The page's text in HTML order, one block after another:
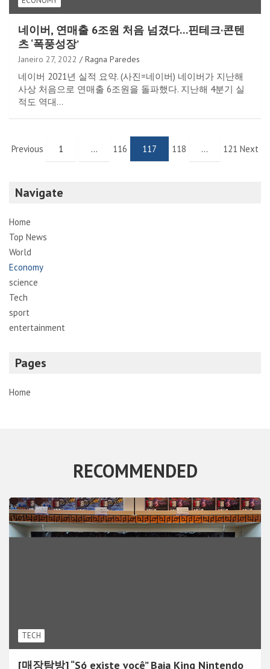
네이버, 연매출 6조원 처음 넘겼다…핀테크·콘텐
츠 ‘폭풍성장’
Janeiro 27, 2022 Ragna Paredes
네이버 2021년 실적 요약. (사진=네이버) 네이버가 지난해
사상 처음으로 연매출 6조원을 돌파했다. 지난해 4분기 실
적도 역대…
Navegação
artigos
Previous 1 … 116 117 118 … 121 Next
Navigate
Home
Top News
World
Economy
science
Tech
sport
entertainment
Pages
Home
RECOMMENDED
TECH
[매장탐방] “Só existe você” Baja King Nintendo